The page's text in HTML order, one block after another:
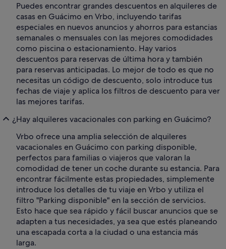
Puedes encontrar grandes descuentos en alquileres de
casas en Guácimo en Vrbo, incluyendo tarifas
especiales en nuevos anuncios y ahorros para estancias
semanales o mensuales con las mejores comodidades
como piscina o estacionamiento. Hay varios
descuentos para reservas de última hora y también
para reservas anticipadas. Lo mejor de todo es que no
necesitas un código de descuento, solo introduce tus
fechas de viaje y aplica los filtros de descuento para ver
las mejores tarifas.
¿Hay alquileres vacacionales con parking en Guácimo?
Vrbo ofrece una amplia selección de alquileres
vacacionales en Guácimo con parking disponible,
perfectos para familias o viajeros que valoran la
comodidad de tener un coche durante su estancia. Para
encontrar fácilmente estas propiedades, simplemente
introduce los detalles de tu viaje en Vrbo y utiliza el
filtro "Parking disponible" en la sección de servicios.
Esto hace que sea rápido y fácil buscar anuncios que se
adapten a tus necesidades, ya sea que estés planeando
una escapada corta a la ciudad o una estancia más
larga.